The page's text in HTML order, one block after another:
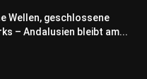
Wellen, geschlossene
– Andalusien bleibt am...